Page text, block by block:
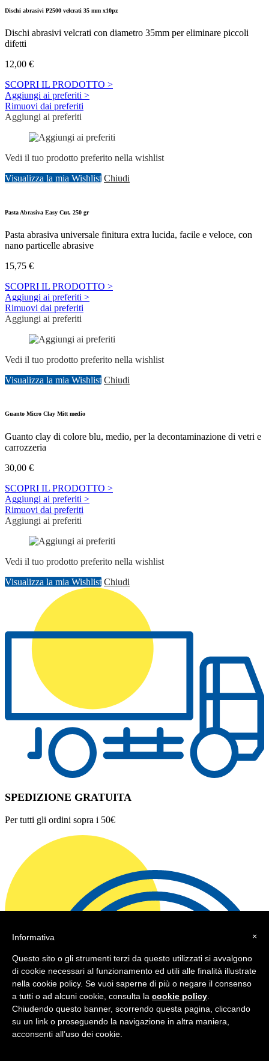
Dischi abrasivi P2500 velcrati 35 mm x10pz
Dischi abrasivi velcrati con diametro 35mm per eliminare piccoli
difetti
12,00 €
SCOPRI IL PRODOTTO >
Aggiungi ai preferiti >
Rimuovi dai preferiti
Aggiungi ai preferiti
Vedi il tuo prodotto preferito nella wishlist
Visualizza la mia Wishlist Chiudi
Pasta Abrasiva Easy Cut, 250 gr
Pasta abrasiva universale finitura extra lucida, facile e veloce, con
nano particelle abrasive
15,75 €
SCOPRI IL PRODOTTO >
Aggiungi ai preferiti >
Rimuovi dai preferiti
Aggiungi ai preferiti
Vedi il tuo prodotto preferito nella wishlist
Visualizza la mia Wishlist Chiudi
Guanto Micro Clay Mitt medio
Guanto clay di colore blu, medio, per la decontaminazione di vetri e
carrozzeria
30,00 €
SCOPRI IL PRODOTTO >
Aggiungi ai preferiti >
Rimuovi dai preferiti
Aggiungi ai preferiti
Vedi il tuo prodotto preferito nella wishlist
Visualizza la mia Wishlist Chiudi
SPEDIZIONE GRATUITA
Per tutti gli ordini sopra i 50€
×
Informativa
Questo sito o gli strumenti terzi da questo utilizzati si avvalgono
di cookie necessari al funzionamento ed utili alle finalità illustrate
nella cookie policy. Se vuoi saperne di più o negare il consenso
a tutti o ad alcuni cookie, consulta la cookie policy
Chiudendo questo banner, scorrendo questa pagina, cliccando
su un link o proseguendo la navigazione in altra maniera,
acconsenti all’uso dei cookie.